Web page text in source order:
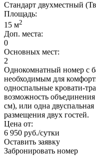
Стандарт двухместный
Площадь:
15 м2
Доп. места:
0
Основных мест:
2
Однокомнатный номер с
необходимым для
односпальные кровати-
возможность
см), или одна
размещения двух гостей.
Цена от:
6 950 руб./сутки
Оставить заявку
Забронировать номер